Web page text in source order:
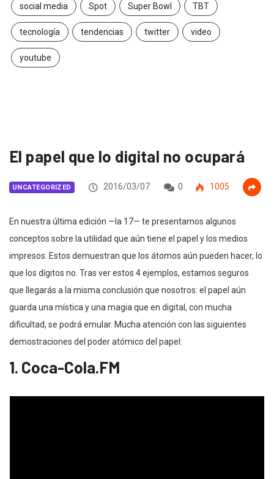
social media Spot Super Bowl TBT
tecnología tendencias twitter video
youtube
El papel que lo digital no ocupará
UNCATEGORIZED 2016/03/07 0 1005
En nuestra última edición —la 17— te presentamos algunos
conceptos sobre la utilidad que aún tiene el papel y los medios
impresos. Estos demuestran que los átomos aún pueden hacer, lo
que los dígitos no. Tras ver estos 4 ejemplos, estamos seguros
que llegarás a la misma conclusión que nosotros: el papel aún
guarda una mística y una magia que en digital, con mucha
dificultad, se podrá emular. Mucha atención con las siguientes
demostraciones del poder atómico del papel:
1. Coca-Cola.FM